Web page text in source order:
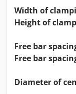
Width of
Height of
Free bar
Free bar
Diameter of